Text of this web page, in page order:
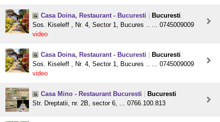
Casa Doina, Restaurant - Bucuresti
Bucuresti
Sos. Kiseleff , Nr. 4, Sector 1, Bucures .. ... 0745009009
video
Casa Doina, Restaurant - Bucuresti
Bucuresti
Sos. Kiseleff , Nr. 4, Sector 1, Bucures .. ... 0745009009
video
Casa Mino - Restaurant Bucuresti
Bucuresti
Str. Dreptatii, nr. 2B, sector 6, ... 0766.100.813